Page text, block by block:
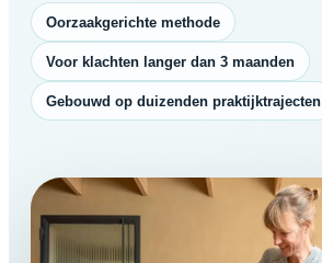
Oorzaakgerichte methode
Voor klachten langer dan 3 maanden
Gebouwd op duizenden praktijktrajecten